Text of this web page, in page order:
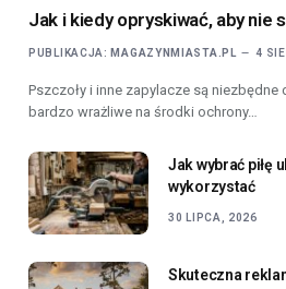
Jak i kiedy opryskiwać, aby nie
PUBLIKACJA: MAGAZYNMIASTA.PL 4
Pszczoły i inne zapylacze są niezbędne
bardzo wrażliwe na środki ochrony…
Jak wybrać piłę
wykorzystać
30 LIPCA, 2026
Skuteczna